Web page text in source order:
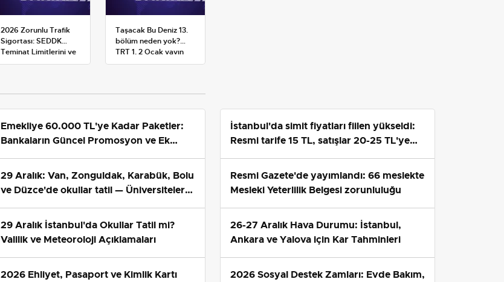
2026 Zorunlu Trafik
Sigortası: SEDDK
Teminat Limitlerini ve
Çoklu Araç Tarifesini
Taşacak Bu Deniz 13.
bölüm neden yok?
TRT 1, 2 Ocak yayın
planını değiştirdi
Emekliye 60.000 TL'ye Kadar Paketler:
Bankaların Güncel Promosyon ve Ek
Avantajları
29 Aralık: Van, Zonguldak, Karabük, Bolu
ve Düzce'de okullar tatil — Üniversiteler
ne durumda?
29 Aralık İstanbul'da Okullar Tatil mi?
Valilik ve Meteoroloji Açıklamaları
2026 Ehliyet, Pasaport ve Kimlik Kartı
İstanbul'da simit fiyatları fiilen yükseldi:
Resmi tarife 15 TL, satışlar 20-25 TL'ye
çıktı
Resmi Gazete'de yayımlandı: 66 meslekte
Mesleki Yeterlilik Belgesi zorunluluğu
26-27 Aralık Hava Durumu: İstanbul,
Ankara ve Yalova için Kar Tahminleri
2026 Sosyal Destek Zamları: Evde Bakım,